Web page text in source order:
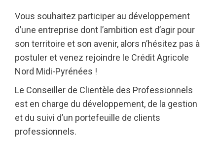
Vous souhaitez participer au développement
d’une entreprise dont l’ambition est d’agir pour
son territoire et son avenir, alors n’hésitez pas à
postuler et venez rejoindre le Crédit Agricole
Nord Midi-Pyrénées !
Le Conseiller de Clientèle des Professionnels
est en charge du développement, de la gestion
et du suivi d’un portefeuille de clients
professionnels.